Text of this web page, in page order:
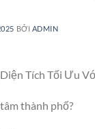
BỞI ADMIN
Tích Tối Ưu
thành phố?